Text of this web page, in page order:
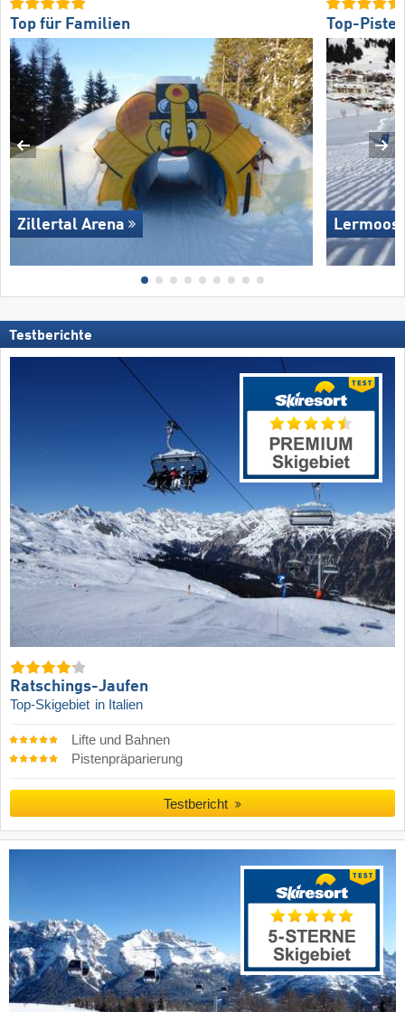
Top für Familien
Zillertal Arena
Top-
Lermoos
Testberichte
Ratschings-Jaufen
Top-Skigebiet in Italien
Lifte und Bahnen
Pistenpräparierung
Testbericht